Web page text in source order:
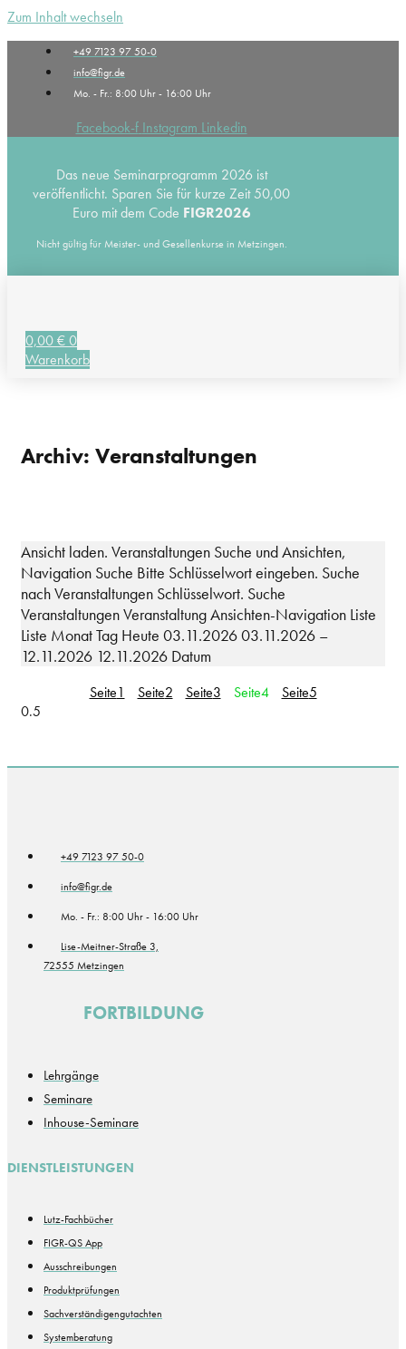
Zum Inhalt wechseln
+49 7123 97 50-0
info@figr.de
Mo. - Fr.: 8:00 Uhr - 16:00 Uhr
Facebook-f Instagram Linkedin
Das neue Seminarprogramm 2026 ist
veröffentlicht. Sparen Sie für kurze Zeit 50,00
Euro mit dem Code FIGR2026
Nicht gültig für Meister- und Gesellenkurse in Metzingen.
0,00€0
Warenkorb
Archiv: Veranstaltungen
Ansicht laden. Veranstaltungen Suche und Ansichten,
Navigation Suche Bitte Schlüsselwort eingeben. Suche
nach Veranstaltungen Schlüsselwort. Suche
Veranstaltungen Veranstaltung Ansichten-Navigation Liste
Liste Monat Tag Heute 03.11.2026 03.11.2026 –
12.11.2026 12.11.2026 Datum
Seite1 Seite2 Seite3 Seite4 Seite5
+49 7123 97 50-0
info@figr.de
Mo. - Fr.: 8:00 Uhr - 16:00 Uhr
Lise-Meitner-Straße 3,
72555 Metzingen
FORTBILDUNG
Lehrgänge
Seminare
Inhouse-Seminare
DIENSTLEISTUNGEN
Lutz-Fachbücher
FIGR-QS App
Ausschreibungen
Produktprüfungen
Sachverständigengutachten
Systemberatung